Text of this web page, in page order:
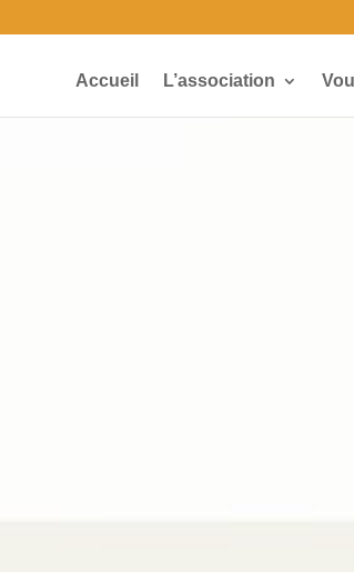
Accueil L’association